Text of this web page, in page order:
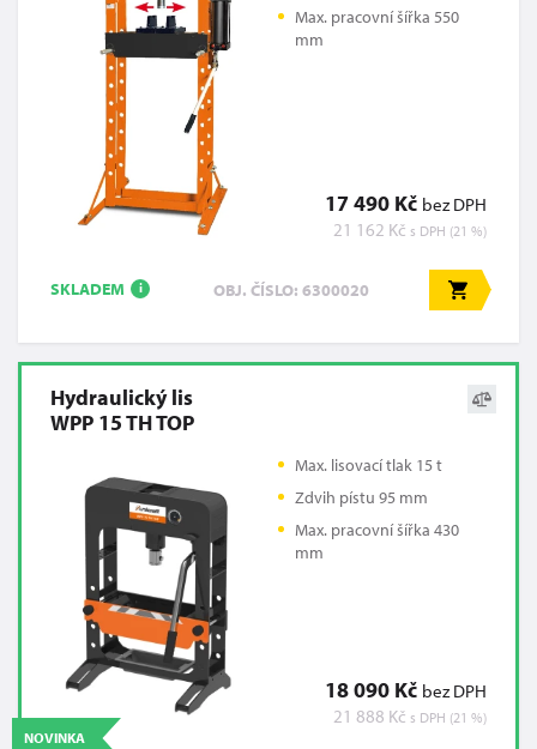
Max. pracovní šířka 550
mm
17 490 Kč bez DPH
21 162 Kč s DPH (21 %)
SKLADEM i OBJ. ČÍSLO: 6300020
Hydraulický lis
WPP 15 TH TOP
Max. lisovací tlak 15 t
Zdvih pístu 95 mm
Max. pracovní šířka 430
mm
18 090 Kč bez DPH
21 888 Kč s DPH (21 %)
NOVINKA